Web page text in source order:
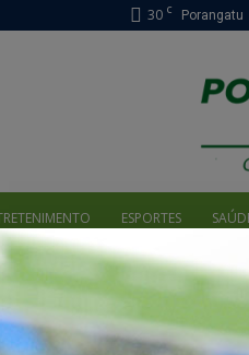
30 C Porangatu
ESPORTES